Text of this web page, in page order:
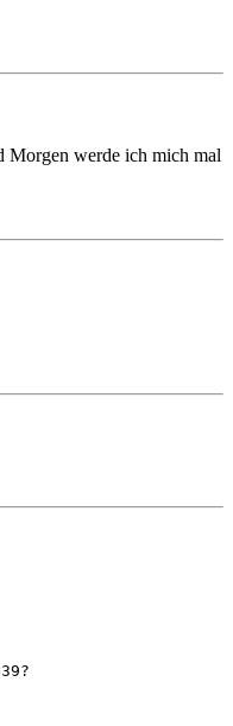
Morgen werde ich mich mal